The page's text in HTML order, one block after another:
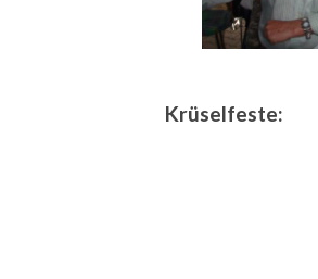
Krüselfeste: